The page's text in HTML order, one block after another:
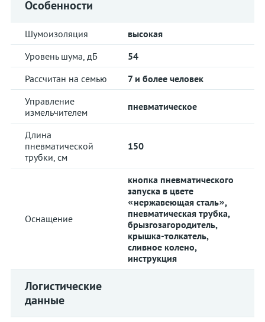
Особенности
Шумоизоляция
высокая
Уровень шума, дБ
54
Рассчитан на семью
7 и более человек
Управление
измельчителем
пневматическое
Длина
пневматической
трубки, см
150
Оснащение
кнопка пневматического
запуска в цвете
«нержавеющая сталь»,
пневматическая трубка,
брызгозагородитель,
крышка-толкатель,
сливное колено,
инструкция
Логистические
данные